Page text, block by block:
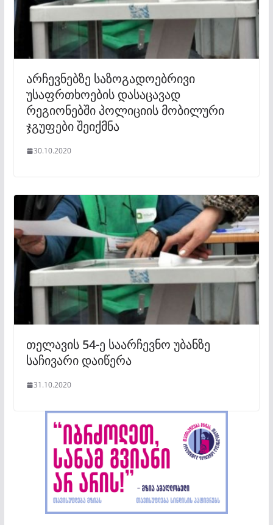
არჩევნებზე საზოგადოებრივი
უსაფრთხოების დასაცავად
რეგიონებში პოლიციის მობილური
ჯგუფები შეიქმნა
30.10.2020
თელავის 54-ე საარჩევნო უბანზე
საჩივარი დაიწერა
31.10.2020